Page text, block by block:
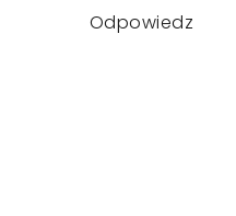
Odpowiedz